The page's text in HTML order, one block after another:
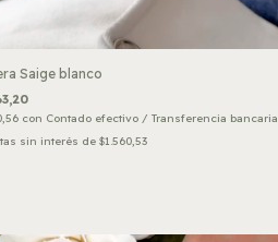
Saige blanco
con Contado efectivo / Transferencia bancaria
sin interés de $1.560,53